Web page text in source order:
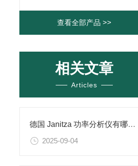
查看全部产品 >>
相关文章
Articles
德国 Janitza 功率分析仪有哪些功能？可以应用在哪些场景？
2025-09-04